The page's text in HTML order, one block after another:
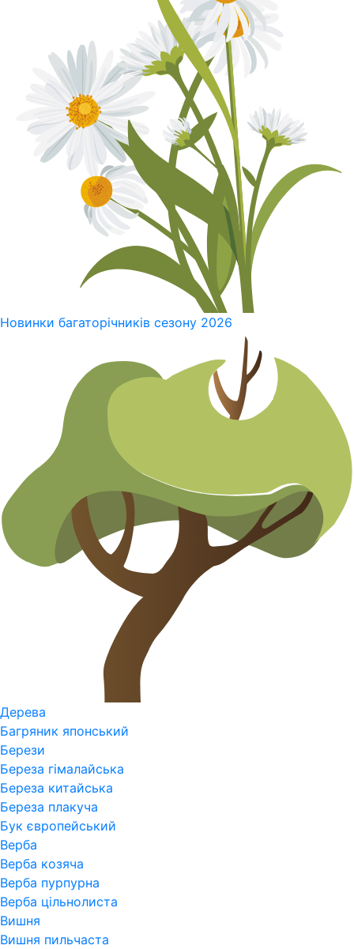
Новинки багаторічників сезону 2026
Дерева
Багряник японський
Берези
Береза гімалайська
Береза китайська
Береза плакуча
Бук європейський
Верба
Верба козяча
Верба пурпурна
Верба цільнолиста
Вишня
Вишня пильчаста